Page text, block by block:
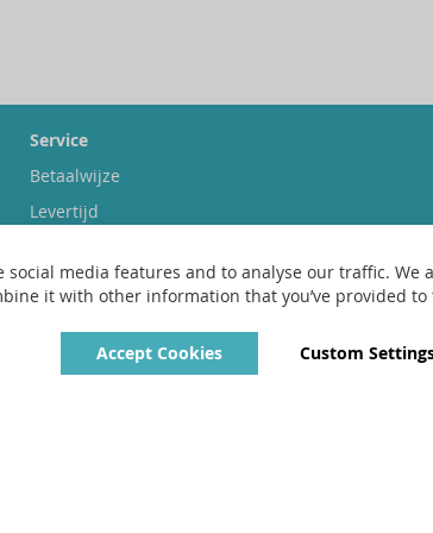
Service
Betaalwijze
Levertijd
Ruilen & retourneren
media features and to analyse our traffic.
it with other information that you’ve provided
Accept Cookies Custom